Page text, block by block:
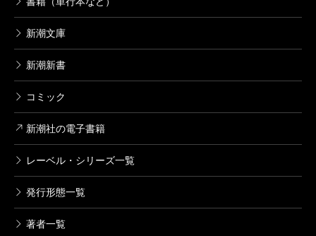
新潮文庫
新潮新書
コミック
新潮社の電子書籍
レーベル・シリーズ一覧
発行形態一覧
著者一覧